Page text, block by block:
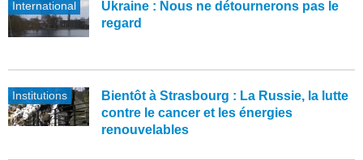
International
Ukraine : Nous ne détournerons pas le
regard
Institutions
Bientôt à Strasbourg : La Russie, la lutte
contre le cancer et les énergies
renouvelables